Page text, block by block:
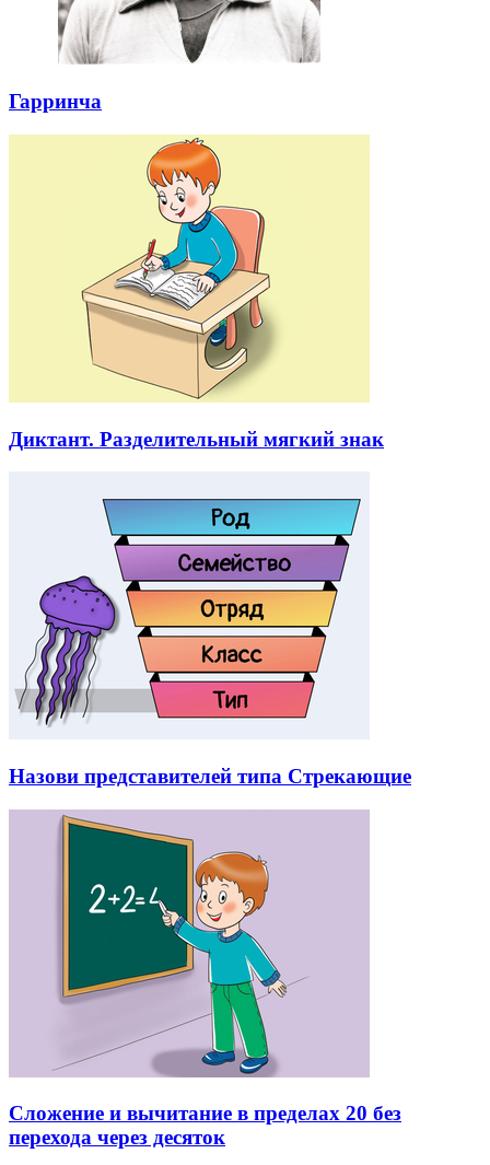
Гарринча
Диктант. Разделительный мягкий знак
Назови представителей типа Стрекающие
Сложение и вычитание в пределах 20 без
перехода через десяток